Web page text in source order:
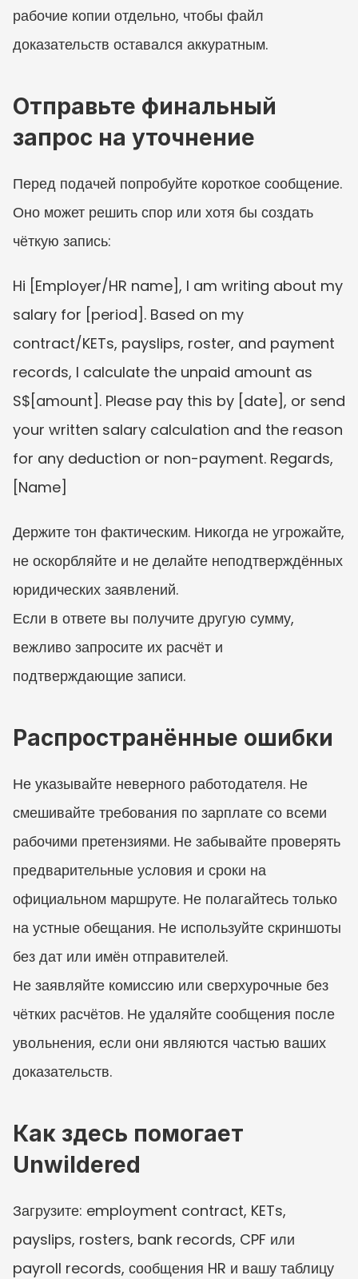
рабочие копии отдельно, чтобы файл
доказательств оставался аккуратным.
Отправьте финальный
запрос на уточнение
Перед подачей попробуйте короткое сообщение.
Оно может решить спор или хотя бы создать
чёткую запись:
Hi [Employer/HR name], I am writing about my
salary for [period]. Based on my
contract/KETs, payslips, roster, and payment
records, I calculate the unpaid amount as
S$[amount]. Please pay this by [date], or send
your written salary calculation and the reason
for any deduction or non-payment. Regards,
[Name]
Держите тон фактическим. Никогда не угрожайте,
не оскорбляйте и не делайте неподтверждённых
юридических заявлений.
Если в ответе вы получите другую сумму,
вежливо запросите их расчёт и
подтверждающие записи.
Распространённые ошибки
Не указывайте неверного работодателя. Не
смешивайте требования по зарплате со всеми
рабочими претензиями. Не забывайте проверять
предварительные условия и сроки на
официальном маршруте. Не полагайтесь только
на устные обещания. Не используйте скриншоты
без дат или имён отправителей.
Не заявляйте комиссию или сверхурочные без
чётких расчётов. Не удаляйте сообщения после
увольнения, если они являются частью ваших
доказательств.
Как здесь помогает
Unwildered
Загрузите: employment contract, KETs,
payslips, rosters, bank records, CPF или
payroll records, сообщения HR и вашу таблицу